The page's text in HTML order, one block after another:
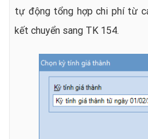
tự động tổng hợp chi phí từ
kết chuyển sang TK 154.